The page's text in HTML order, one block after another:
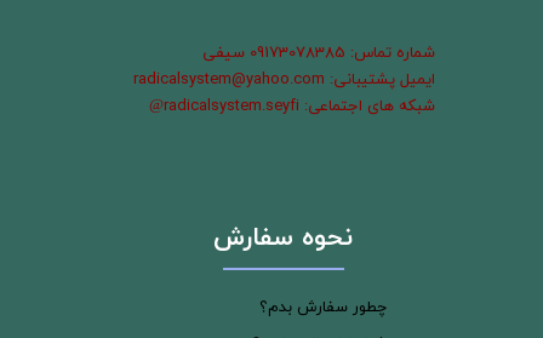
شماره تماس: 09173078385 سیفی
ایمیل پشتیبانی: radicalsystem@yahoo.com
شبکه های اجتماعی: radicalsystem.seyfi
@
نحوه سفارش
چطور سفارش بدم؟